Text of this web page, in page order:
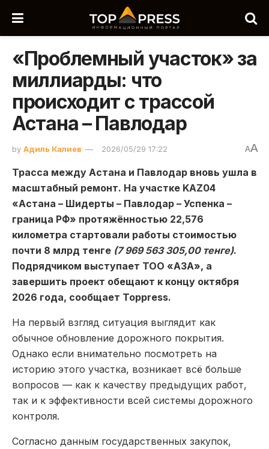
«Проблемный участок» за
миллиарды: что
происходит с трассой
Астана – Павлодар
by Адиль Калиев 2026/05/29 17:22 AA
Трасса между Астана и Павлодар вновь ушла в
масштабный ремонт. На участке KAZ04
«Астана – Шидерты – Павлодар – Успенка –
граница РФ» протяжённостью 22,576
километра стартовали работы стоимостью
почти 8 млрд тенге (7 969 563 305,00тенге).
Подрядчиком выступает ТОО «АЗА», а
завершить проект обещают к концу октября
2026 года, сообщает Toppress.
На первый взгляд ситуация выглядит как
обычное обновление дорожного покрытия.
Однако если внимательно посмотреть на
историю этого участка, возникает всё больше
вопросов — как к качеству предыдущих работ,
так и к эффективности всей системы дорожного
контроля.
Согласно данным государственных закупок,